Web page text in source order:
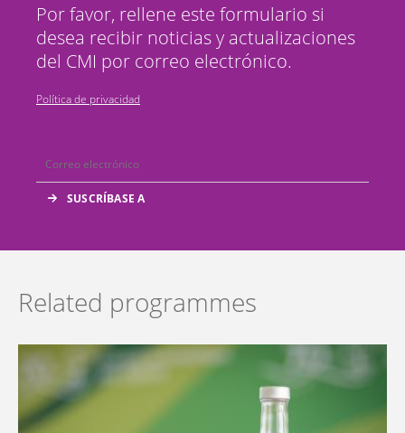
Por favor, rellene este formulario si
desea recibir noticias y actualizaciones
del CMI por correo electrónico.
Política de privacidad
Related programmes